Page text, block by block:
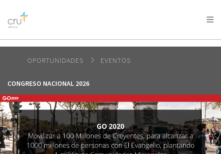
AFRICA
AMERICA / CARIBBEAN
OCEANIA
OPORTUNIDADES EVENTOS
CONGRESO NACIONAL 2026